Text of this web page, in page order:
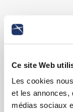
Ce site Web
Les cookies
et les annonces,
médias sociaux